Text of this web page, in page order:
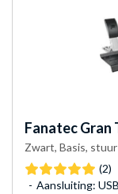
FanatecGran
Zwart, Basis,
(2)
Aansluiting: USB